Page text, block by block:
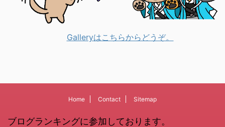
Galleryはこちらからどうぞ。
Home Contact Sitemap
ブログランキングに参加しております。